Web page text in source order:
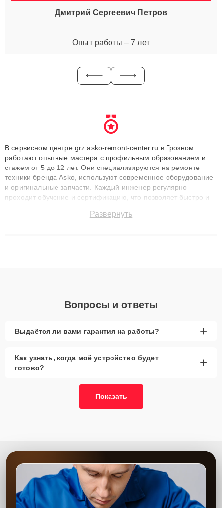
Дмитрий Сергеевич Петров
Опыт работы – 7 лет
В сервисном центре grz.asko-remont-center.ru в Грозном
работают опытные мастера с профильным образованием и
стажем от 5 до 12 лет. Они специализируются на ремонте
техники бренда Asko, используют современное оборудование
и оригинальные запчасти. Каждый инженер регулярно
проходит обучение и сертификацию, что позволяет быстро и
сохранением гарантии до 3 лет. Наши мастера решают
Развернуть
Вопросы и ответы
Выдаётся ли вами гарантия на работы? +
Как узнать, когда моё устройство будет
готово?
+
Показать